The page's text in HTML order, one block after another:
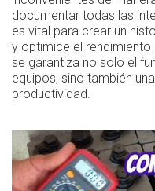
documentar todas las
es vital para crear un
y optimice el rendimiento
se garantiza no solo el
equipos, sino también
productividad.